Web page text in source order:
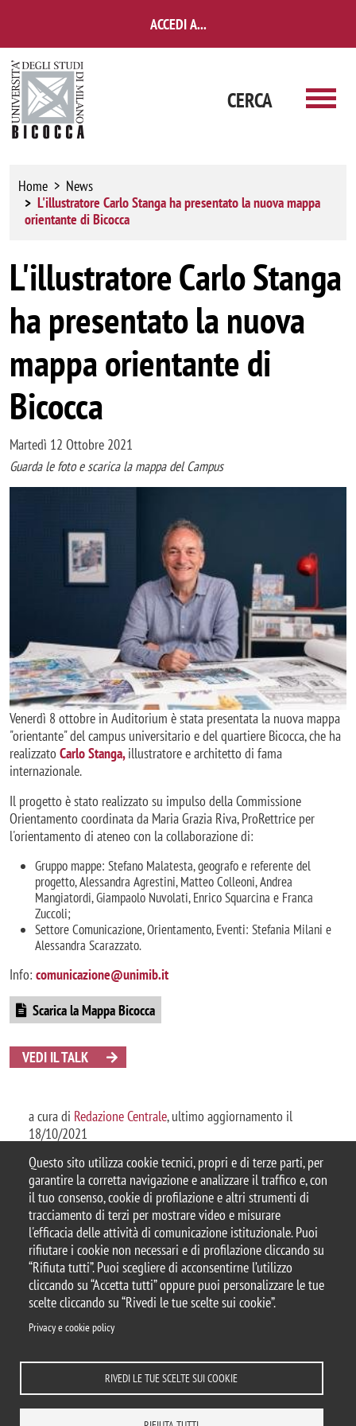
ACCEDI A...
CERCA
Home
News
L'illustratore Carlo Stanga ha presentato la nuova mappa
orientante di Bicocca
L'illustratore Carlo Stanga
ha presentato la nuova
mappa orientante di
Bicocca
Questo sito utilizza cookie tecnici, propri e di terze parti, per
garantire la corretta navigazione e analizzare il traffico e, con
il tuo consenso, cookie di profilazione e altri strumenti di
tracciamento di terzi per mostrare video e misurare
l'efficacia delle attività di comunicazione istituzionale. Puoi
rifiutare i cookie non necessari e di profilazione cliccando su
“Rifiuta tutti”. Puoi scegliere di acconsentirne l’utilizzo
cliccando su “Accetta tutti” oppure puoi personalizzare le tue
scelte cliccando su “Rivedi le tue scelte sui cookie”.
Privacy e cookie policy
RIVEDI LE TUE SCELTE SUI COOKIE
Martedì 12 Ottobre 2021
Guarda le foto e scarica la mappa del Campus
Venerdì 8 ottobre in Auditorium è stata presentata la nuova mappa
"orientante" del campus universitario e del quartiere Bicocca, che ha
realizzato Carlo Stanga,illustratore e architetto di fama
internazionale.
Il progetto è stato realizzato su impulso della Commissione
Orientamento coordinata da Maria Grazia Riva, ProRettrice per
l'orientamento di ateneo con la collaborazione di:
Gruppo mappe: Stefano Malatesta, geografo e referente del
progetto, Alessandra Agrestini, Matteo Colleoni, Andrea
Mangiatordi, Giampaolo Nuvolati, Enrico Squarcina e Franca
Zuccoli;
Settore Comunicazione, Orientamento, Eventi: Stefania Milani e
Alessandra Scarazzato.
Info: comunicazione@unimib.it
Scarica la Mappa Bicocca
VEDI IL TALK
a cura di Redazione Centrale, ultimo aggiornamento il
18/10/2021
© 2025 Università degli Studi di Milano-Bicocca
Piazza dell'Ateneo Nuovo, 1 - 20126, Milano
Casella PEC:ateneo.bicocca@pec.unimib.it
P.I. 12621570154 |Contattaci
Amministrazione trasparente
Dichiarazione di accessibilità